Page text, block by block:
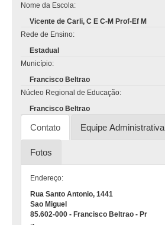
Nome da Escola:
Vicente de Carli, C E C-M Prof-Ef M
Rede de Ensino:
Estadual
Município:
Francisco Beltrao
Núcleo Regional de Educação:
Francisco Beltrao
Contato Equipe Administrativa
Fotos
Endereço:
Rua Santo Antonio, 1441
Sao Miguel
85.602-000 - Francisco Beltrao - Pr